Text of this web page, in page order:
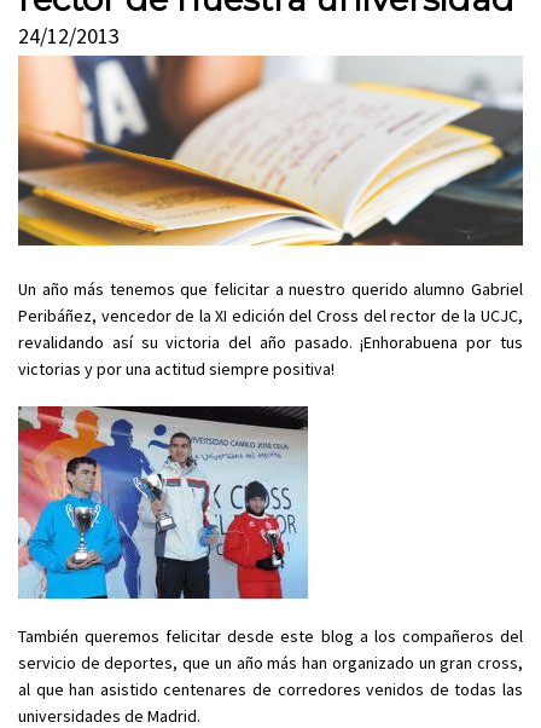
24/12/2013
Un año más tenemos que felicitar a nuestro querido alumno Gabriel
Peribáñez, vencedor de la XI edición del Cross del rector de la UCJC,
revalidando así su victoria del año pasado. ¡Enhorabuena por tus
victorias y por una actitud siempre positiva!
También queremos felicitar desde este blog a los compañeros del
servicio de deportes, que un año más han organizado un gran cross,
al que han asistido centenares de corredores venidos de todas las
universidades de Madrid.